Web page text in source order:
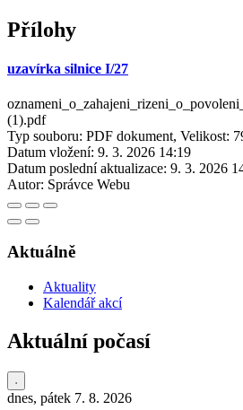
Přílohy
uzavírka silnice I/27
(1).pdf
Typ souboru: PDF dokument, Velikost:
Datum vložení: 9. 3. 2026 14:19
Datum poslední aktualizace: 9. 3. 2026
Autor: Správce Webu
Aktuálně
Aktuality
Kalendář akcí
Aktuální počasí
dnes, pátek 7. 8. 2026